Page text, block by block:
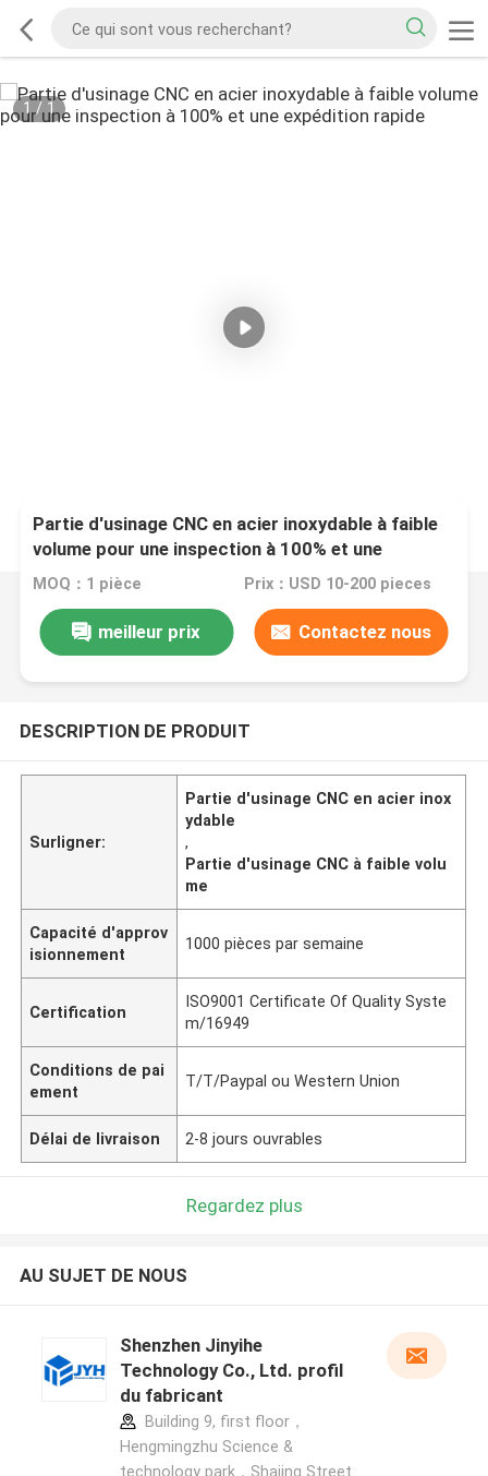
1/1
Partie d'usinage CNC en acier inoxydable à faible
volume pour une inspection à 100% et une
expédition rapide
MOQ：1 pièce Prix：USD 10-200 pieces
meilleur prix Contactez nous
DESCRIPTION DE PRODUIT
Surligner:
Partie d'usinage CNC en acier inox
ydable
,
Partie d'usinage CNC à faible volu
me
Capacité d'approv
isionnement
1000 pièces par semaine
Certification
ISO9001 Certificate Of Quality Syste
m/16949
Conditions de pai
ement
T/T/Paypal ou Western Union
Délai de livraison 2-8 jours ouvrables
Regardez plus
AU SUJET DE NOUS
Shenzhen Jinyihe
Technology Co., Ltd. profil
du fabricant
Building 9, first floor，
Hengmingzhu Science &
technology park，Shajing Street